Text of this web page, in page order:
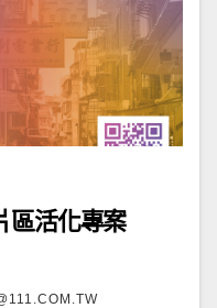
區活化專案